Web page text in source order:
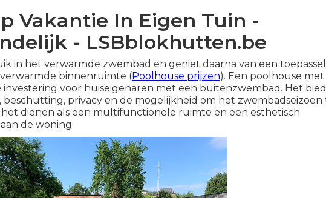
Vakantie In Eigen Tuin -
- LSBblokhutten.be
in het verwarmde zwembad en geniet daarna van een
binnenruimte (Poolhouse prijzen). Een poolhouse met
investering voor huiseigenaren met een buitenzwembad. Het
privacy en de mogelijkheid om het zwembadseizoen
dienen als een multifunctionele ruimte en een esthetisch
de woning